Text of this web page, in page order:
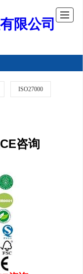
限公司
ISO27000
咨询